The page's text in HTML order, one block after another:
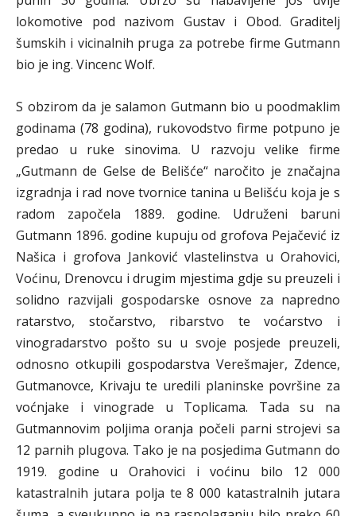
lokomotive pod nazivom Gustav i Obod. Graditelj
šumskih i vicinalnih pruga za potrebe firme Gutmann
bio je ing. Vincenc Wolf.
S obzirom da je salamon Gutmann bio u poodmaklim
godinama (78 godina), rukovodstvo firme potpuno je
predao u ruke sinovima. U razvoju velike firme
„Gutmann de Gelse de Belišće“ naročito je značajna
izgradnja i rad nove tvornice tanina u Belišću koja je s
radom započela 1889. godine. Udruženi baruni
Gutmann 1896. godine kupuju od grofova Pejačević iz
Našica i grofova Janković vlastelinstva u Orahovici,
Voćinu, Drenovcu i drugim mjestima gdje su preuzeli i
solidno razvijali gospodarske osnove za napredno
ratarstvo, stočarstvo, ribarstvo te voćarstvo i
vinogradarstvo pošto su u svoje posjede preuzeli,
odnosno otkupili gospodarstva Verešmajer, Zdence,
Gutmanovce, Krivaju te uredili planinske površine za
voćnjake i vinograde u Toplicama. Tada su na
Gutmannovim poljima oranja počeli parni strojevi sa
12 parnih plugova. Tako je na posjedima Gutmann do
1919. godine u Orahovici i voćinu bilo 12 000
katastralnih jutara polja te 8 000 katastralnih jutara